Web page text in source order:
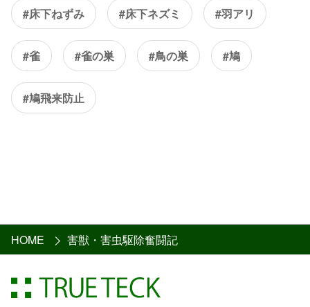
#床下ねずみ #床下ネズミ #羽アリ
#雀 #雀の巣 #鳥の巣 #鳩
#鳩飛来防止
HOME 害獣・害虫駆除奮闘記